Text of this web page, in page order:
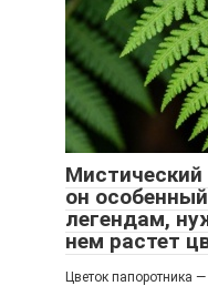
Мистический
он
легендам,
нем растет
Цветок папоротника